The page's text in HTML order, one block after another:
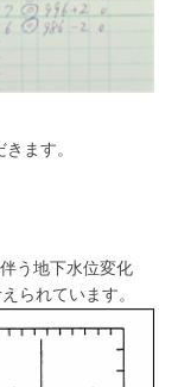
ます。
う地下水位変化
られています。